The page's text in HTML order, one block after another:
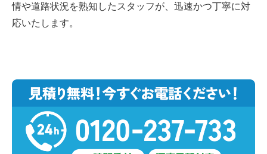
情や道路状況を熟知したスタッフが、迅速かつ丁寧に対
応いたします。